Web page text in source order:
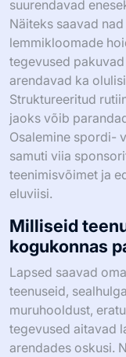
suurendavad
Näiteks saavad
lemmikloomade
tegevused
arendavad ka
Struktureeritud
jaoks võib
Osalemine spordi-
samuti viia
teenimisvõimet ja
eluviisi.
Milliseid
kogukonnas
Lapsed saavad
teenuseid,
muruhooldust,
tegevused aitavad
arendades oskusi.